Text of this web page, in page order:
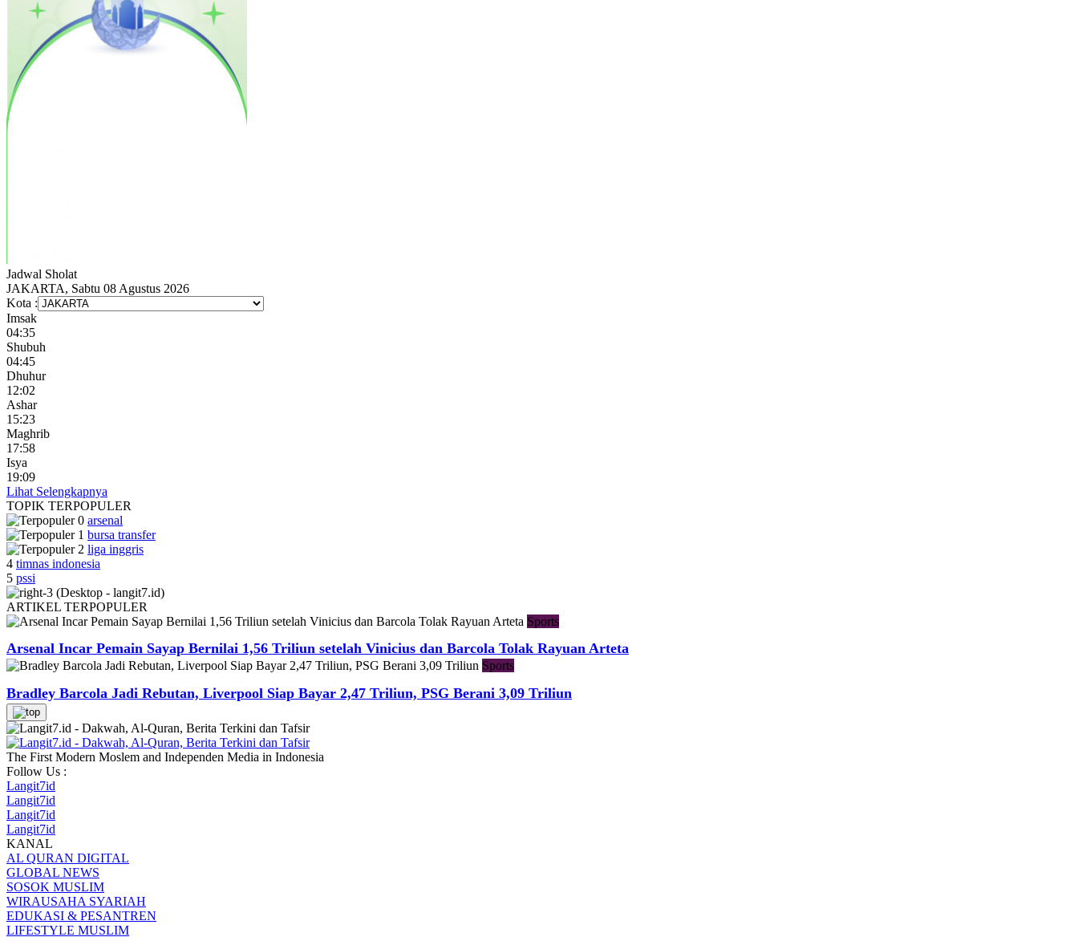
Jadwal Sholat
JAKARTA, Sabtu 08 Agustus 2026
Kota :
Imsak
04:35
Shubuh
04:45
Dhuhur
12:02
Ashar
15:23
Maghrib
17:58
Isya
19:09
Lihat Selengkapnya
TOPIK TERPOPULER
arsenal
bursa transfer
liga inggris
4 timnas indonesia
5 pssi
ARTIKEL TERPOPULER
Sports
Arsenal Incar Pemain Sayap Bernilai 1,56 Triliun setelah Vinicius dan Barcola Tolak Rayuan Arteta
Sports
Bradley Barcola Jadi Rebutan, Liverpool Siap Bayar 2,47 Triliun, PSG Berani 3,09 Triliun
The First Modern Moslem and Independen Media in Indonesia
Follow Us :
Langit7id
Langit7id
Langit7id
Langit7id
KANAL
AL QURAN DIGITAL
GLOBAL NEWS
SOSOK MUSLIM
WIRAUSAHA SYARIAH
EDUKASI & PESANTREN
LIFESTYLE MUSLIM